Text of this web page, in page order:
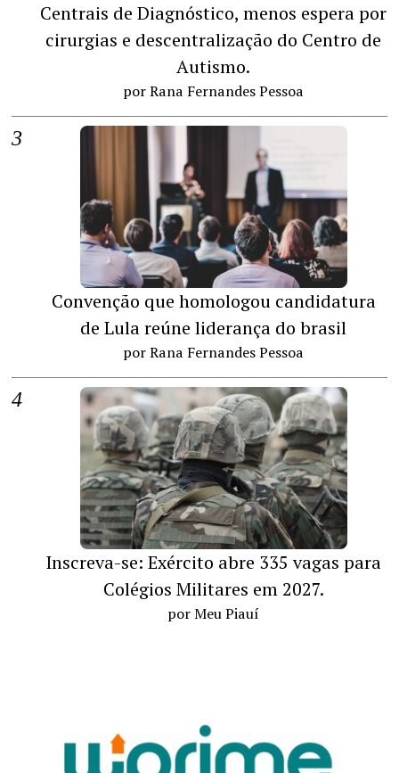
Centrais de Diagnóstico, menos espera por
cirurgias e descentralização do Centro de
Autismo.
por Rana Fernandes Pessoa
Convenção que homologou candidatura
de Lula reúne liderança do brasil
por Rana Fernandes Pessoa
Inscreva-se: Exército abre 335 vagas para
Colégios Militares em 2027.
por Meu Piauí